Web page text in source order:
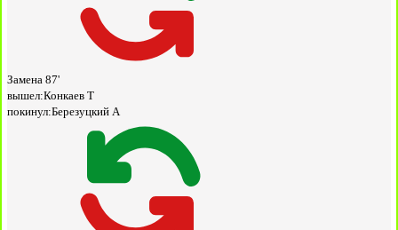
Замена 87'
вышел:Конкаев Т
покинул:Березуцкий А